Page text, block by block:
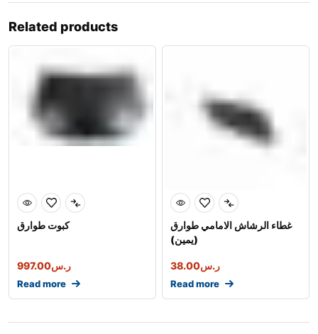
Related products
كبوت طوارق
ر.س997.00
Read more
غطاء الرشاش الامامي طوارق
(يمين)
ر.س38.00
Read more